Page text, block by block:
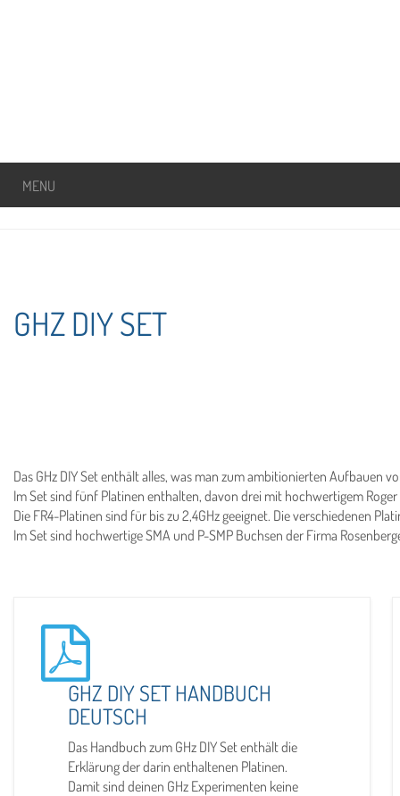
MENU
GHZ DIY SET
Das GHz DIY Set enthält alles, was man zum ambitionierten Aufbauen
Im Set sind fünf Platinen enthalten, davon drei mit hochwertigem
Die FR4-Platinen sind für bis zu 2,4GHz geeignet. Die verschiedenen
Im Set sind hochwertige SMA und P-SMP Buchsen der Firma
GHZ DIY SET HANDBUCH
DEUTSCH
Das Handbuch zum GHz DIY Set enthält die
Erklärung der darin enthaltenen Platinen.
Damit sind deinen GHz Experimenten keine